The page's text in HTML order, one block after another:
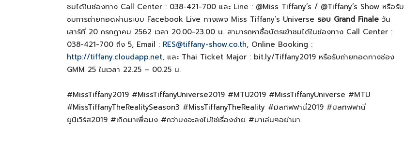
ชมได้ในช่องทาง Call Center : 038-421-700 และ Line : @Miss Tiffany’s / @Tiffany’s Show หรือรับ
ชมการถ่ายทอดผ่านระบบ Facebook Live ทางเพจ Miss Tiffany’s Universe รอบ Grand Finale วัน
เสาร์ที่ 20 กรกฎาคม 2562 เวลา 20.00-23.00 น. สามารถหาซื้อบัตรเข้าชมได้ในช่องทาง Call Center :
038-421-700 ถึง 5, Email : RES@tiffany-show.co.th, Online Booking :
http://tiffany.cloudapp.net, และ Thai Ticket Major : bit.ly/Tiffany2019 หรือรับถ่ายทอดทางช่อง
GMM 25 ในเวลา 22.25 – 00.25 น.
#MissTiffany2019 #MissTiffanyUniverse2019 #MTU2019 #MissTiffanyUniverse #MTU
#MissTiffanyTheRealitySeason3 #MissTiffanyTheReality #มิสทิฟฟานี่2019 #มิสทิฟฟานี่
ยูนิเวิร์ส2019 #เกิดมาเพื่อมง #กว่ามงจะลงไม่ใช่เรื่องง่าย #มาเล่นๆอย่ามา